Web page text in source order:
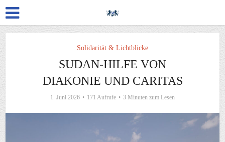
Solidarität & Lichtblicke
SUDAN-HILFE VON
DIAKONIE UND CARITAS
1. Juni 2026 171 Aufrufe 3 Minuten zum Lesen